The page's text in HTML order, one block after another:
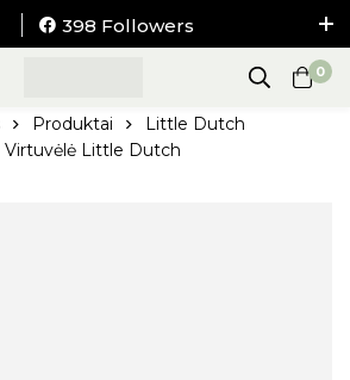
398 Followers
0
Produktai
Little Dutch
Virtuvėlė Little Dutch